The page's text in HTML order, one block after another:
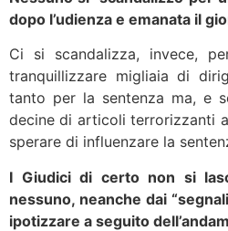
dopo l’udienza e emanata il
Ci si scandalizza, invece,
tranquillizzare migliaia di
tanto per la sentenza ma, e
decine di articoli terrorizzanti
sperare di influenzare la
I Giudici di certo non si
nessuno, neanche dai
ipotizzare a seguito